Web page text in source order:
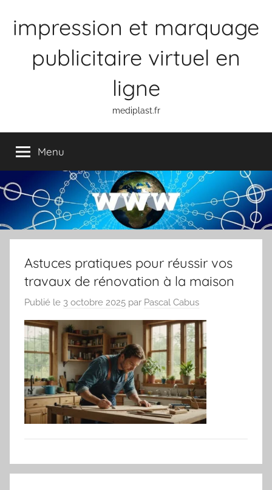
impression et marquage
publicitaire virtuel en
ligne
mediplast.fr
Menu
Astuces pratiques pour réussir vos
travaux de rénovation à la maison
Publié le 3 octobre 2025 par Pascal Cabus